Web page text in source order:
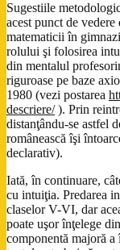
Sugestiile
acest punct de
matematicii în
rolului şi folosirea
din mentalul
riguroase pe baze
1980 (vezi postarea
descriere/). Prin
distanţându-se astfel
românească îşi
declarativ).
Iată, în continuare,
cu intuiţia. Predarea
claselor V-VI, dar
poate uşor înţelege
componentă majoră